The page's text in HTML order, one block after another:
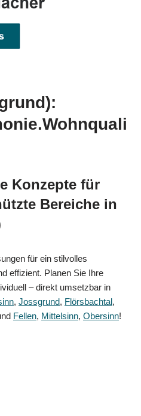
Konzepte für
Bereiche in
für ein stilvolles
effizient. Planen Sie Ihre
– direkt umsetzbar in
, Jossgrund, Flörsbachtal,
Fellen, Mittelsinn, Obersinn!